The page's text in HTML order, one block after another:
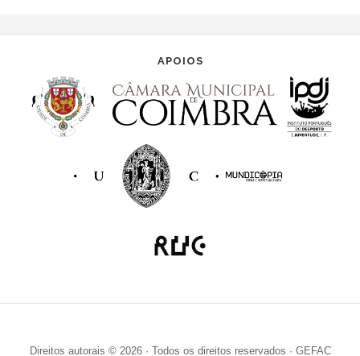
APOIOS
Direitos autorais © 2026 · Todos os direitos reservados · GEFAC